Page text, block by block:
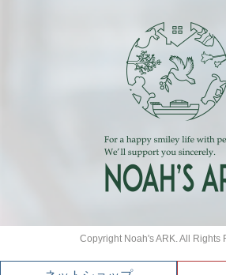
Copyright Noah's ARK. All Rights